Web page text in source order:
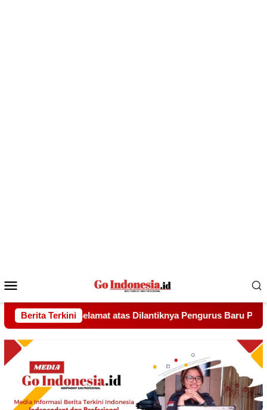
Mobile
Berita Terkini
Baru PERMATA Batam Periode 2026–2031